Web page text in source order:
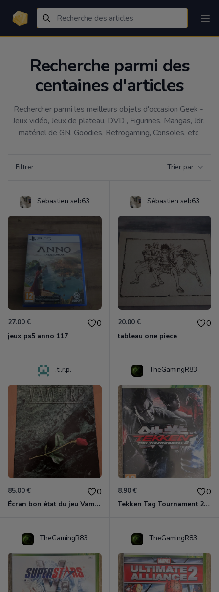
Recherche parmi des
centaines d'articles
Rechercher parmi les meilleurs objets d'occasion Geek -
Jeux vidéo, Jeux de plateau, DVD , Figurines, Mangas, Jdr,
matériel de GN, Goodies, Retrogaming, Consoles, etc
Filtrer Trier par
Sébastien seb63
27.00 € 0
jeux ps5 anno 117
Sébastien seb63
20.00 € 0
tableau one piece
.t..r.p.
85.00 € 0
Écran bon état du jeu Vampire et livre de règles « la mascarade » état d’usage
TheGamingR83
8.90 € 0
Tekken Tag Tournament 2 Xbox 360
TheGamingR83 TheGamingR83